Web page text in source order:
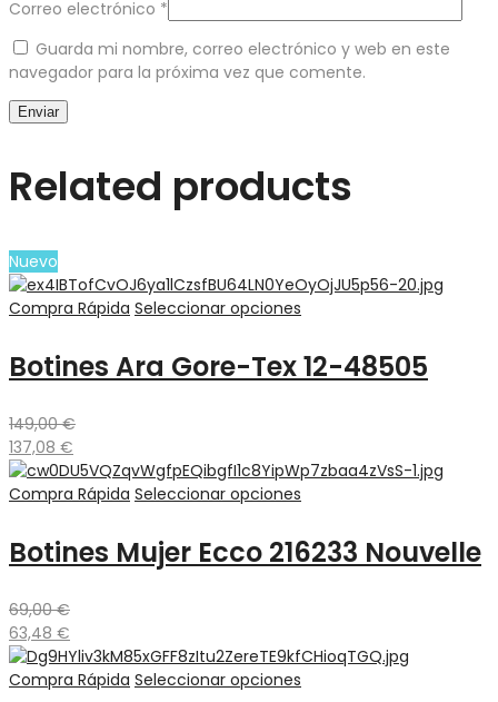
Correo electrónico *
Guarda mi nombre, correo electrónico y web en este
navegador para la próxima vez que comente.
Related products
Nuevo
Compra Rápida Seleccionar opciones
Botines Ara Gore-Tex 12-48505
149,00€
137,08 €
Compra Rápida Seleccionar opciones
Botines Mujer Ecco 216233 Nouvelle
69,00€
63,48 €
Compra Rápida Seleccionar opciones